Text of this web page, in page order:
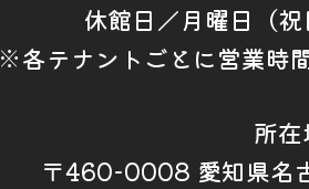
休館日／月曜日（祝
※各テナントごとに営業時
所在
〒460-0008 愛知県名